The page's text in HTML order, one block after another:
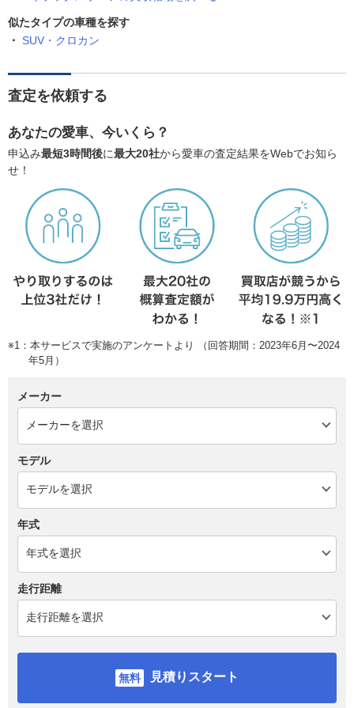
似たタイプの車種を探す
SUV・クロカン
査定を依頼する
あなたの愛車、今いくら？
申込み最短3時間後に最大20社から愛車の査定結果をWebでお知ら
せ！
※1：本サービスで実施のアンケートより （回答期間：2023年6月〜2024
年5月）
メーカー
モデル
年式
走行距離
見積りスタート